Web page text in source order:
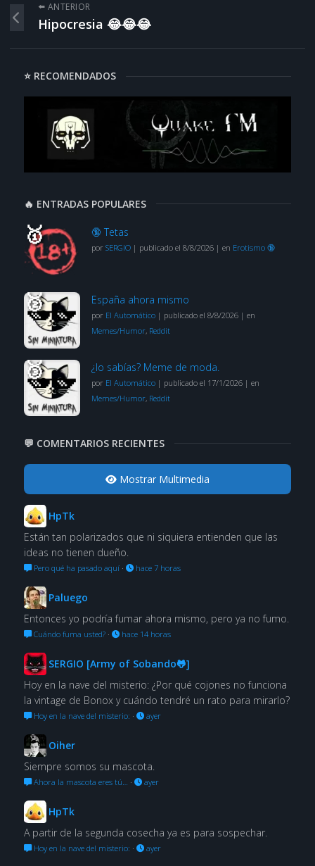
⬅️ ANTERIOR
Hipocresia 😂😂😂
⭐ RECOMENDADOS
🔥 ENTRADAS POPULARES
🔞 Tetas
por SERGIO| publicado el 8/8/2026| en Erotismo 🔞
España ahora mismo
por El Automático| publicado el 8/8/2026| en
Memes/Humor, Reddit
¿lo sabías? Meme de moda.
por El Automático| publicado el 17/1/2026| en
Memes/Humor, Reddit
💬 COMENTARIOS RECIENTES
Mostrar Multimedia
HpTk
Están tan polarizados que ni siquiera entienden que las
ideas no tienen dueño.
Pero qué ha pasado aquí· hace 7 horas
Paluego
Entonces yo podría fumar ahora mismo, pero ya no fumo.
Cuándo fuma usted?· hace 14 horas
SERGIO [Army of Sobando🐸]
Hoy en la nave del misterio: ¿Por qué cojones no funciona
la vintage de Bonox y cuándo tendré un rato para mirarlo?
Hoy en la nave del misterio: · ayer
Oiher
Siempre somos su mascota.
Ahora la mascota eres tú… · ayer
HpTk
A partir de la segunda cosecha ya es para sospechar.
Hoy en la nave del misterio: · ayer